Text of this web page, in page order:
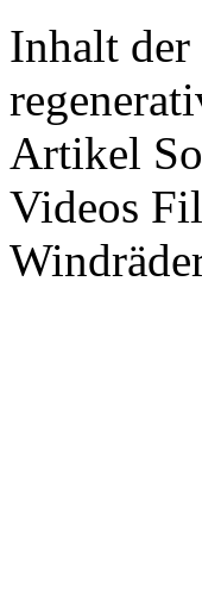
Inhalt
Artikel
Videos